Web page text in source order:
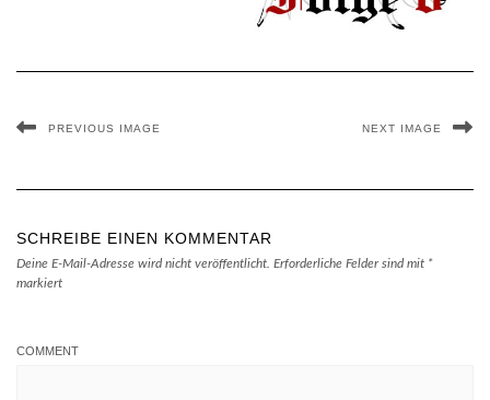
PREVIOUS IMAGE NEXT IMAGE
SCHREIBE EINEN KOMMENTAR
Deine E-Mail-Adresse wird nicht veröffentlicht. Erforderliche Felder sind mit *
markiert
COMMENT